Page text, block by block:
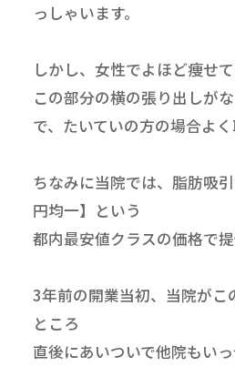
っしゃいます。
しかし、女性でよほど痩せ
この部分の横の張り出しが
で、たいていの方の場合よく
ちなみに当院では、脂肪吸
円均一】という
都内最安値クラスの価格で提
3年前の開業当初、当院がこ
ところ
直後にあいついで他院もい